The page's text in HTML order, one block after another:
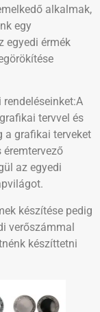
alkalmak,
egy
egyedi érmék
tervvel és
a grafikai terveket
az egyedi
készítése pedig
verőszámmal
készíttetni